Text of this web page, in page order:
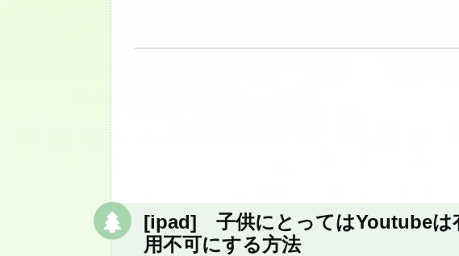
[ipad] 子供にとってはYoutubeは
用不可にする方法